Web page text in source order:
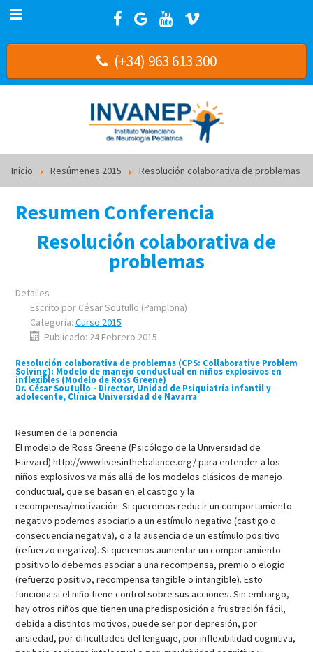
(+34) 963 613 300
Inicio Resúmenes 2015 Resolución colaborativa de problemas
Resumen Conferencia
Resolución colaborativa de
problemas
Detalles
Escrito por César Soutullo (Pamplona)
Categoría: Curso 2015
Publicado: 24 Febrero 2015
Resolución colaborativa de problemas (CPS: Collaborative Problem
Solving): Modelo de manejo conductual en niños explosivos en
inflexibles (Modelo de Ross Greene)
Dr. César Soutullo - Director, Unidad de Psiquiatría infantil y
adolecente, Clínica Universidad de Navarra
Resumen de la ponencia
El modelo de Ross Greene (Psicólogo de la Universidad de
Harvard) http://www.livesinthebalance.org/ para entender a los
niños explosivos va más allá de los modelos clásicos de manejo
conductual, que se basan en el castigo y la
recompensa/motivación. Si queremos reducir un comportamiento
negativo podemos asociarlo a un estímulo negativo (castigo o
consecuencia negativa), o a la ausencia de un estímulo positivo
(refuerzo negativo). Si queremos aumentar un comportamiento
positivo lo debemos asociar a una recompensa, premio o elogio
(refuerzo positivo, recompensa tangible o intangible). Esto
funciona si el niño tiene control sobre sus acciones. Sin embargo,
hay otros niños que tienen una predisposición a frustración fácil,
debida a distintos motivos, puede ser por depresión, por
ansiedad, por dificultades del lenguaje, por inflexibilidad cognitiva,